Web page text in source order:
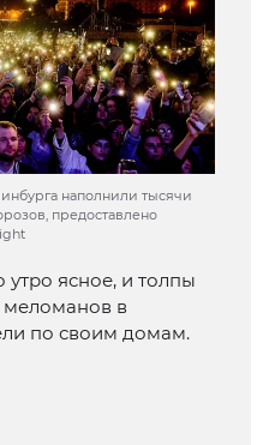
наполнили тысячи
предоставлено
ясное, и толпы
меломанов в
по своим домам.